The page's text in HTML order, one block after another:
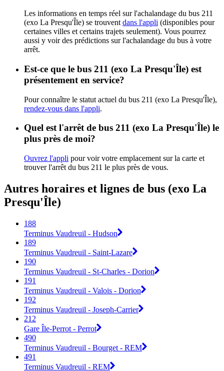
Les informations en temps réel sur l'achalandage du bus 211
(exo La Presqu'Île) se trouvent dans l'appli (disponibles pour
certaines villes et certains trajets seulement). Vous pourrez
aussi y voir des prédictions sur l'achalandage du bus à votre
arrêt.
Est-ce que le bus 211 (exo La Presqu'Île) est
présentement en service?
Pour connaître le statut actuel du bus 211 (exo La Presqu'Île),
rendez-vous dans l'appli.
Quel est l'arrêt de bus 211 (exo La Presqu'Île) le
plus près de moi?
Ouvrez l'appli pour voir votre emplacement sur la carte et
trouver l'arrêt du bus 211 le plus près de vous.
Autres horaires et lignes de bus (exo La
Presqu'Île)
188
Terminus Vaudreuil - Hudson
189
Terminus Vaudreuil - Saint-Lazare
190
Terminus Vaudreuil - St-Charles - Dorion
191
Terminus Vaudreuil - Valois - Dorion
192
Terminus Vaudreuil - Joseph-Carrier
212
Gare Île-Perrot - Perrot
490
Terminus Vaudreuil - Bourget - REM
491
Terminus Vaudreuil - REM